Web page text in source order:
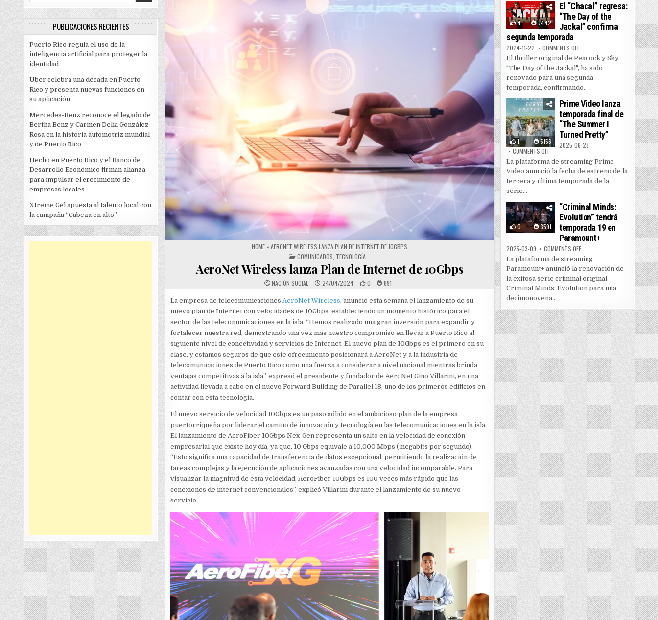
HOME »AERONET WIRELESS LANZA PLAN DE INTERNET DE 10GBPS
POSTED IN
COMUNICADOS, TECNOLOGÍA
AeroNet Wireless lanza Plan de Internet de 10Gbps
NACIÓN SOCIAL 24/04/2024 0 891
La empresa de telecomunicaciones AeroNet Wireless, anunció esta semana el lanzamiento de su
nuevo plan de Internet con velocidades de 10Gbps, estableciendo un momento histórico para el
sector de las telecomunicaciones en la isla. “Hemos realizado una gran inversión para expandir y
fortalecer nuestra red, demostrando una vez más nuestro compromiso en llevar a Puerto Rico al
siguiente nivel de conectividad y servicios de Internet. El nuevo plan de 10Gbps es el primero en su
clase, y estamos seguros de que este ofrecimiento posicionará a AeroNet y a la industria de
telecomunicaciones de Puerto Rico como una fuerza a considerar a nivel nacional mientras brinda
ventajas competitivas a la isla”, expresó el presidente y fundador de AeroNet Gino Villarini, en una
actividad llevada a cabo en el nuevo Forward Building de Parallel 18, uno de los primeros edificios en
contar con esta tecnología.
El nuevo servicio de velocidad 10Gbps es un paso sólido en el ambicioso plan de la empresa
puertorriqueña por liderar el camino de innovación y tecnología en las telecomunicaciones en la isla.
El lanzamiento de AeroFiber 10Gbps Nex-Gen representa un salto en la velocidad de conexión
empresarial que existe hoy día, ya que, 10 Gbps equivale a 10,000 Mbps (megabits por segundo).
“Esto significa una capacidad de transferencia de datos excepcional, permitiendo la realización de
tareas complejas y la ejecución de aplicaciones avanzadas con una velocidad incomparable. Para
visualizar la magnitud de esta velocidad, AeroFiber 10Gbps es 100 veces más rápido que las
conexiones de internet convencionales”, explicó Villarini durante el lanzamiento de su nuevo
servicio.
PUBLICACIONES RECIENTES
Puerto Rico regula el uso de la
inteligencia artificial para proteger la
identidad
Uber celebra una década en Puerto
Rico y presenta nuevas funciones en
su aplicación
Mercedes-Benz reconoce el legado de
Bertha Benz y Carmen Delia González
Rosa en la historia automotriz mundial
y de Puerto Rico
Hecho en Puerto Rico y el Banco de
Desarrollo Económico firman alianza
para impulsar el crecimiento de
empresas locales
Xtreme Gel apuesta al talento local con
la campaña “Cabeza en alto”
4 7442
El “Chacal” regresa:
“The Day of the
Jackal” confirma
segunda temporada
2024-11-22 COMMENTS OFFON EL “CHACAL” REGRESA:
El thriller original de Peacock y Sky,
"The Day of the Jackal", ha sido
renovado para una segunda
temporada, confirmando...
1 5156
Prime Video lanza
temporada final de
“The Summer I
Turned Pretty”
2025-06-23
COMMENTS OFFON PRIME VIDEO LANZA TEMPORADA FINAL
La plataforma de streaming Prime
Video anunció la fecha de estreno de la
tercera y última temporada de la
serie...
0 3591
“Criminal Minds:
Evolution” tendrá
temporada 19 en
Paramount+
2025-03-09 COMMENTS OFFON “CRIMINAL MINDS:
La plataforma de streaming
Paramount+ anunció la renovación de
la exitosa serie criminal original
Criminal Minds: Evolution para una
decimonovena...